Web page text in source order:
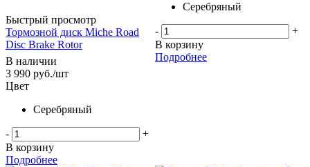
Быстрый просмотр
Тормозной диск Miche Road
Disc Brake Rotor
В наличии
3 990 руб./шт
Цвет
Серебряный
-
+
В корзину
Подробнее
Серебряный
-
+
В корзину
Подробнее